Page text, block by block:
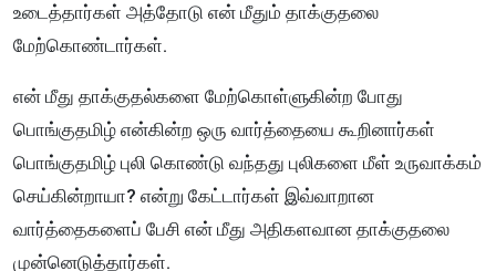
உடைத்தார்கள் அத்தோடு என் மீதும் தாக்குதலை
மேற்கொண்டார்கள்.
என் மீது தாக்குதல்களை மேற்கொள்ளுகின்ற போது
பொங்குதமிழ் என்கின்ற ஒரு வார்த்தையை கூறினார்கள்
பொங்குதமிழ் புலி கொண்டு வந்தது புலிகளை மீள் உருவாக்கம்
செய்கின்றாயா? என்று கேட்டார்கள் இவ்வாறான
வார்த்தைகளைப் பேசி என் மீது அதிகளவான தாக்குதலை
முன்னெடுத்தார்கள்.